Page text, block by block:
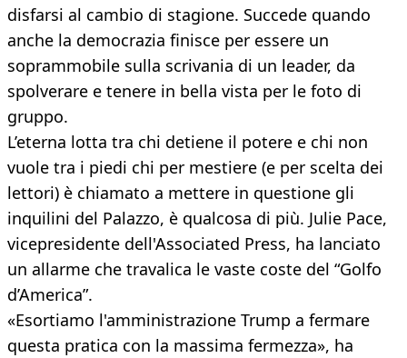
disfarsi al cambio di stagione. Succede quando
anche la democrazia finisce per essere un
soprammobile sulla scrivania di un leader, da
spolverare e tenere in bella vista per le foto di
gruppo.
L’eterna lotta tra chi detiene il potere e chi non
vuole tra i piedi chi per mestiere (e per scelta dei
lettori) è chiamato a mettere in questione gli
inquilini del Palazzo, è qualcosa di più. Julie Pace,
vicepresidente dell'Associated Press, ha lanciato
un allarme che travalica le vaste coste del “Golfo
d’America”.
«Esortiamo l'amministrazione Trump a fermare
questa pratica con la massima fermezza», ha